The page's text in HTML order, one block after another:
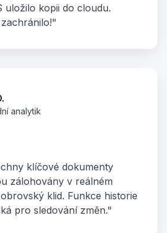
uložilo kopii do cloudu.
analytik
klíčové dokumenty
zálohovány v reálném
klid. Funkce historie
pro sledování změn."